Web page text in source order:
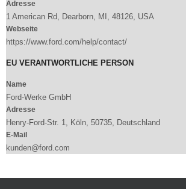
Adresse
1 American Rd, Dearborn, MI, 48126, USA
Webseite
https://www.ford.com/help/contact/
EU VERANTWORTLICHE PERSON
Name
Ford-Werke GmbH
Adresse
Henry-Ford-Str. 1, Köln, 50735, Deutschland
E-Mail
kunden@ford.com